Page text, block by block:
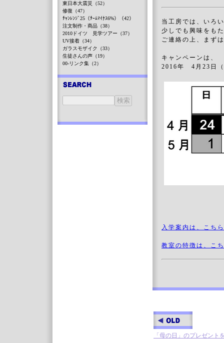
当工房では、いろ
少しでも興味をも
ご連絡の上、まず
キャンペーンは、
2016年 4月23日（
入学案内は、こち
教室の特徴は、こ
「母の日」のプレゼント
東日本大震災（52）
修復（47）
ﾁｬﾝﾚﾝｼﾞ25（ﾁｰﾑﾏｲﾅｽ6%）（42）
注文制作・商品（38）
2010ドイツ 見学ツアー（37）
UV接着（34）
ガラスモザイク（33）
生徒さんの声（19）
00-リンク集（2）